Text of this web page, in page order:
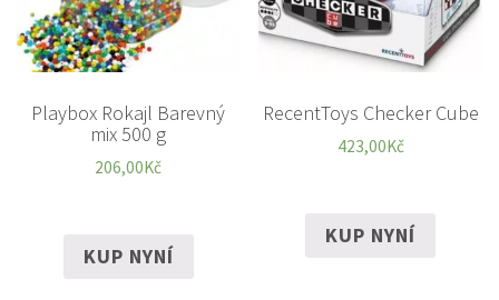
Playbox Rokajl Barevný
mix 500 g
206,00Kč
KUP NYNÍ
RecentToys Checker Cube
423,00Kč
KUP NYNÍ